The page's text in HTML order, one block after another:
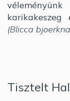
karikakeszeg
(Blicca
Tisztelt